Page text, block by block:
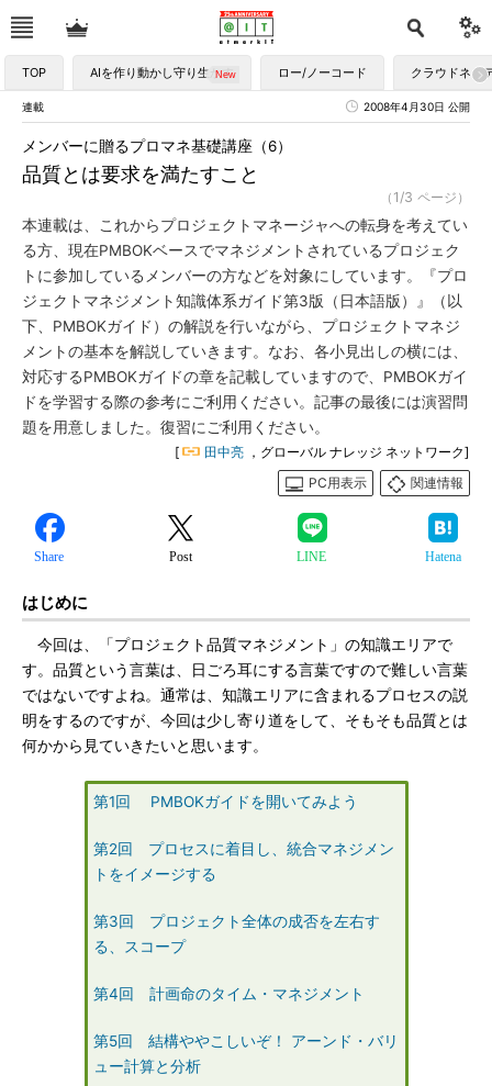
TOP AIを作り動かし守り生かす ロー/ノーコード クラウドネイ
連載 2008年4月30日 公開
品質とは要求を満たすこと
メンバーに贈るプロマネ基礎講座（6）
（1/3 ページ）
本連載は、これからプロジェクトマネージャへの転身を考えてい
る方、現在PMBOKベースでマネジメントされているプロジェク
トに参加しているメンバーの方などを対象にしています。『プロ
ジェクトマネジメント知識体系ガイド第3版（日本語版）』（以
下、PMBOKガイド）の解説を行いながら、プロジェクトマネジ
メントの基本を解説していきます。なお、各小見出しの横には、
対応するPMBOKガイドの章を記載していますので、PMBOKガイ
ドを学習する際の参考にご利用ください。記事の最後には演習問
題を用意しました。復習にご利用ください。
[ 田中亮 ，グローバル ナレッジ ネットワーク]
PC用表示
関連情報
Share Post LINE Hatena
はじめに
今回は、「プロジェクト品質マネジメント」の知識エリアで
す。品質という言葉は、日ごろ耳にする言葉ですので難しい言葉
ではないですよね。通常は、知識エリアに含まれるプロセスの説
明をするのですが、今回は少し寄り道をして、そもそも品質とは
何かから見ていきたいと思います。
第1回 PMBOKガイドを開いてみよう
第2回 プロセスに着目し、統合マネジメン
トをイメージする
第3回 プロジェクト全体の成否を左右す
る、スコープ
第4回 計画命のタイム・マネジメント
第5回 結構ややこしいぞ！ アーンド・バリ
ュー計算と分析